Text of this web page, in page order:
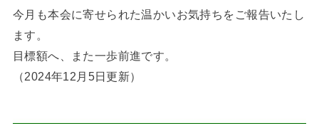
今月も本会に寄せられた温かいお気持ちをご報告いたし
ます。
目標額へ、また一歩前進です。
（2024年12月5日更新）